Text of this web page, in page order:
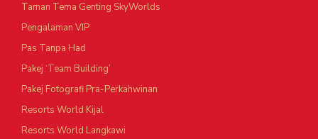
Taman Tema Genting SkyWorlds
Pengalaman VIP
Pas Tanpa Had
Pakej ‘Team Building’
Pakej Fotografi Pra-Perkahwinan
Resorts World Kijal
Resorts World Langkawi